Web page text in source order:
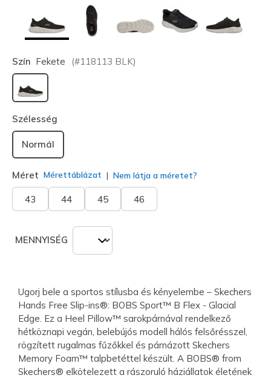
Szín Fekete (#118113 BLK)
kiválasztva
Szélesség
Normál
Méret Mérettáblázat Nem látja a méretet?
43 44 45 46
MENNYISÉG
Ugorj bele a sportos stílusba és kényelembe – Skechers
Hands Free Slip-ins®: BOBS Sport™ B Flex - Glacial
Edge. Ez a Heel Pillow™ sarokpárnával rendelkező
hétköznapi vegán, belebújós modell hálós felsőrésszel,
rögzített rugalmas fűzőkkel és párnázott Skechers
Memory Foam™ talpbetéttel készült. A BOBS® from
Skechers® elkötelezett a rászoruló háziállatok életének